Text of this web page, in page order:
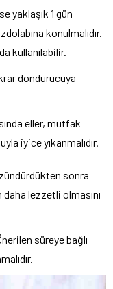
yaklaşık 1 gün
konulmalıdır.
kullanılabilir.
dondurucuya
eller, mutfak
iyice yıkanmalıdır.
sonra
lezzetli olmasını
süreye bağlı